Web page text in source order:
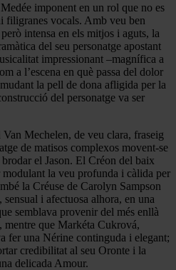
imponent en un rol que no es
filigranes vocals. Amb veu ben
intensa en els mitjos i aguts, la
del seu personatge apostant
impressionant –magnífica a
a l’escena en què passa del dolor
la pell de dona afligida per la
del personatge va ser
Mechelen, de veu clara, fraseig
de matisos complexos movent-se
el Jason. El Créon del baix
la veu profunda i càlida per
la Créuse de Carolyn Sampson
i afectuosa alhora, en una
semblava provenir del més enllà
que Markéta Cukrová,
fer una Nérine continguda i elegant;
credibilitat al seu Oronte i la
delicada Amour.